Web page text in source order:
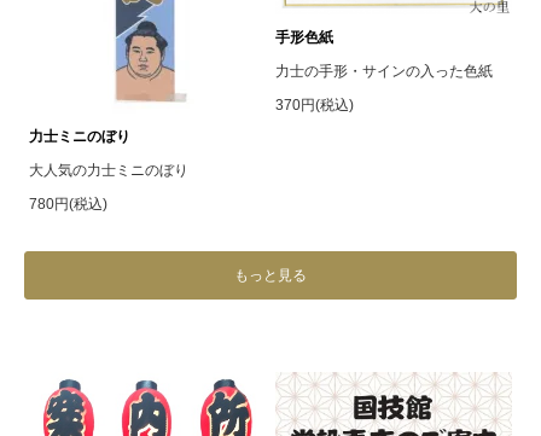
力士ミニのぼり
大人気の力士ミニのぼり
780円(税込)
手形色紙
力士の手形・サインの入った色紙
370円(税込)
もっと見る